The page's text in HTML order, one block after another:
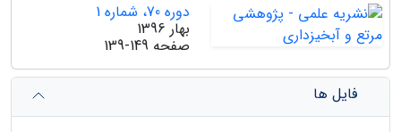
دوره 70، شماره 1
بهار 1396
صفحه 139-149
فایل ها